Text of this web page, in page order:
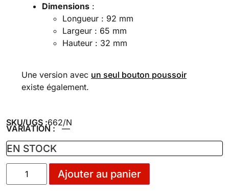
Dimensions :
Longueur : 92 mm
Largeur : 65 mm
Hauteur : 32 mm
Une version avec un seul bouton poussoir
existe également.
SKU/UGS :662/N
VARIATION : —
EN STOCK
Ajouter au panier